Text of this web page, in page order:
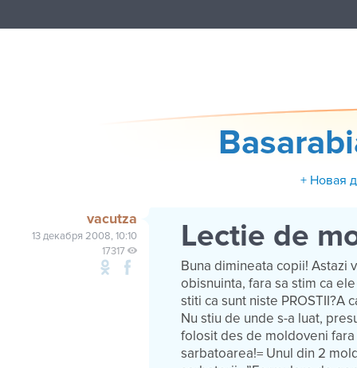
+ Новая
vacutza
13 декабря 2008, 10:10
17317
Lectie de
Buna dimineata copii! Astazi
obisnuinta, fara sa stim ca
stiti ca sunt niste PROSTII?A
Nu stiu de unde s-a luat,
folosit des de moldoveni fara
sarbatoarea!= Unul din 2